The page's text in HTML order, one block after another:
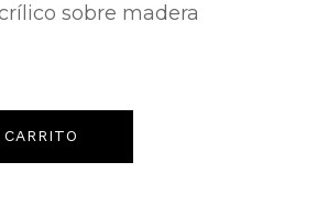
sobre madera